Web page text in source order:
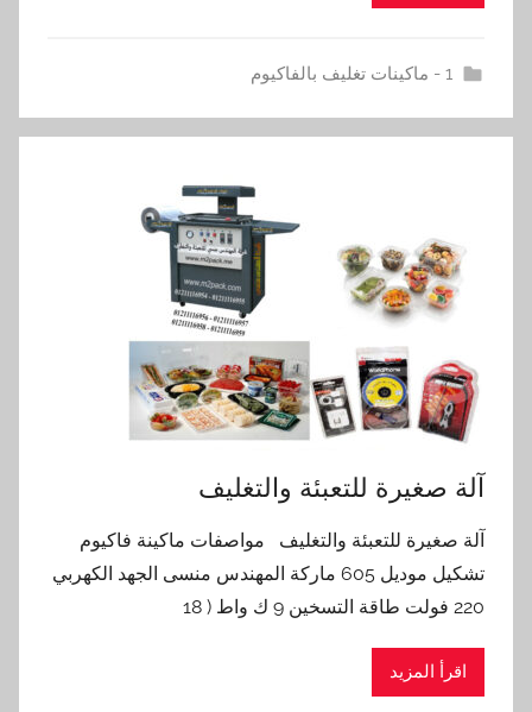
1 - ماكينات تغليف بالفاكيوم
آلة صغيرة للتعبئة والتغليف
آلة صغيرة للتعبئة والتغليف مواصفات ماكينة فاكيوم
تشكيل موديل 605 ماركة المهندس منسى الجهد الكهربي
220 فولت طاقة التسخين 9 ك واط ( 18
اقرأ المزيد